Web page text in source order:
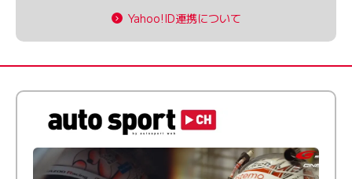
Yahoo!ID連携について